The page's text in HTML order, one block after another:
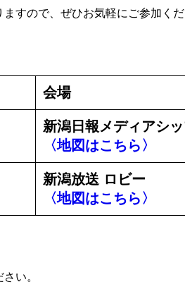
すので、ぜひお気軽にご参加く
会場
新潟日報メディアシ
〈地図はこちら〉
新潟放送 ロビー
〈地図はこちら〉
い。